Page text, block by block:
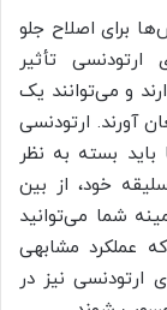
برای اصلاح جلو
تأثیر
و می‌توانند یک
آورند. ارتودنسی
بسته به نظر
خود، از بین
شما می‌توانید
عملکرد مشابهی
ارتودنسی نیز در